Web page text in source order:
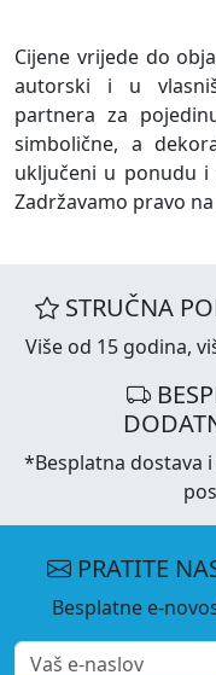
Cijene vrijede do
autorski i u
partnera za
simbolične, a
uključeni u ponudu
Zadržavamo pravo
STRUČNA
Više od 15 godina,
*Besplatna dostava
PRATITE
Besplatne e-